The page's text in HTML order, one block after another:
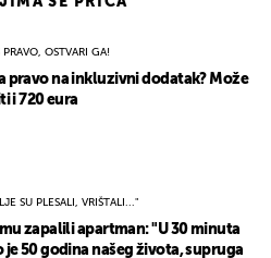
PRAVO, OSTVARI GA!
pravo na inkluzivni dodatak? Može
i 720 eura
SU PLESALI, VRIŠTALI..."
zapalili apartman: "U 30 minuta
je 50 godina našeg života, supruga